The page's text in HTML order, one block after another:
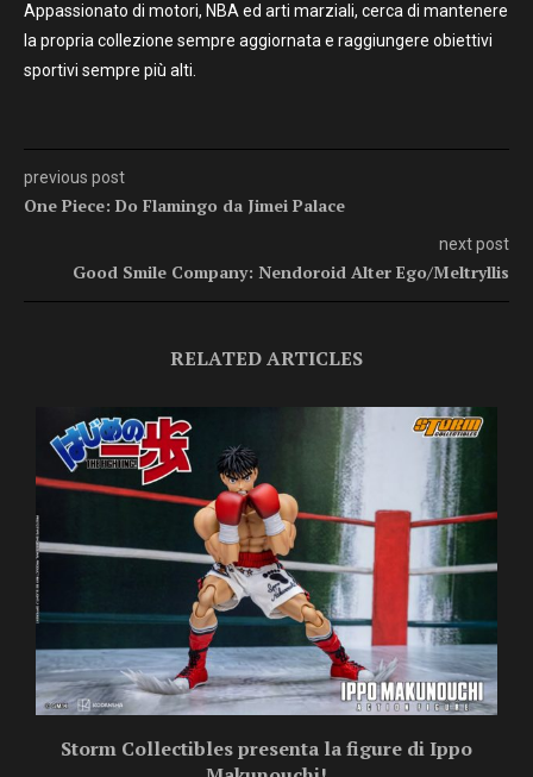
Appassionato di motori, NBA ed arti marziali, cerca di mantenere
la propria collezione sempre aggiornata e raggiungere obiettivi
sportivi sempre più alti.
previous post
One Piece: Do Flamingo da Jimei Palace
next post
Good Smile Company: Nendoroid Alter Ego/Meltryllis
RELATED ARTICLES
Storm Collectibles presenta la figure di Ippo